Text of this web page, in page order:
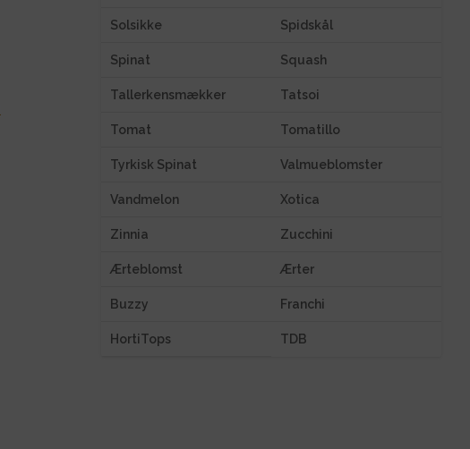
Solsikke Spidskål
Spinat Squash
Tallerkensmækker Tatsoi
Tomat Tomatillo
Tyrkisk Spinat Valmueblomster
Vandmelon Xotica
Zinnia Zucchini
Ærteblomst Ærter
Buzzy Franchi
HortiTops TDB